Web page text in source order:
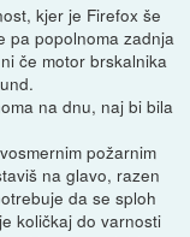
kjer je Firefox še
pa popolnoma zadnja
če motor brskalnika
na dnu, naj bi bila
požarnim
na glavo, razen
da se sploh
količkaj do varnosti